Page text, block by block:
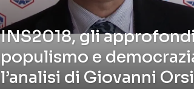
INS2018, gli
populismo e
l’analisi di Giovanni